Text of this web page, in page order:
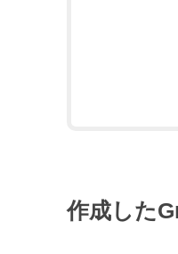
作成した